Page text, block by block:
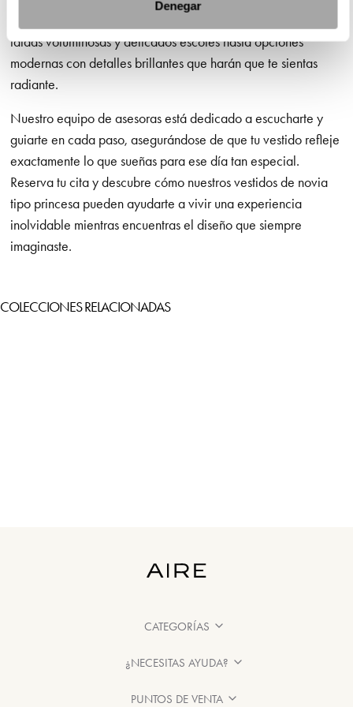
Denegar
faldas voluminosas y delicados escotes hasta opciones
modernas con detalles brillantes que harán que te sientas
radiante.
Nuestro equipo de asesoras está dedicado a escucharte y
guiarte en cada paso, asegurándose de que tu vestido refleje
exactamente lo que sueñas para ese día tan especial.
Reserva tu cita y descubre cómo nuestros vestidos de novia
tipo princesa pueden ayudarte a vivir una experiencia
inolvidable mientras encuentras el diseño que siempre
imaginaste.
COLECCIONES RELACIONADAS
CATEGORÍAS
¿NECESITAS AYUDA?
PUNTOS DE VENTA